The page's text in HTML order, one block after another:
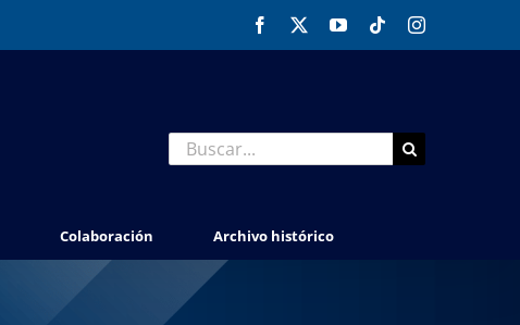
Facebook YouTubeTiktokInstagram
Buscar:
Colaboración Archivo histórico